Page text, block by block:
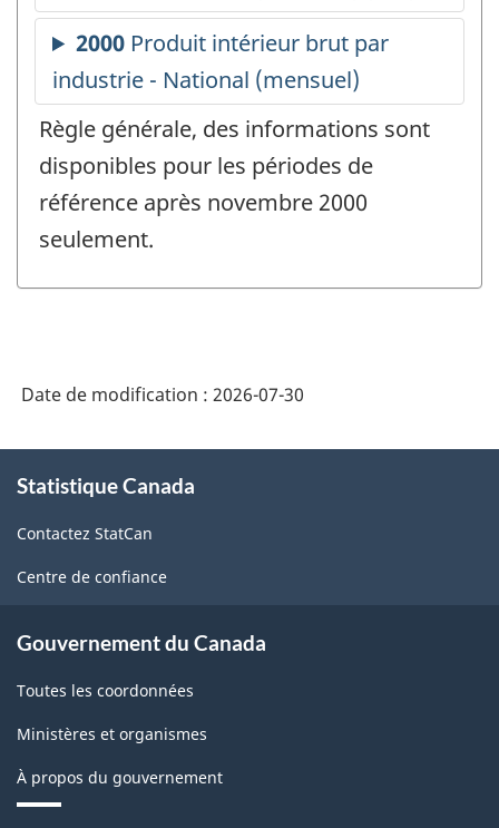
Règle générale, des informations sont
disponibles pour les périodes de
référence après novembre 2000
seulement.
Date de modification : 2026-07-30
propos
ce
site
Statistique Canada
Contactez StatCan
Centre de confiance
Gouvernement du Canada
Toutes les coordonnées
Ministères et organismes
À propos du gouvernement